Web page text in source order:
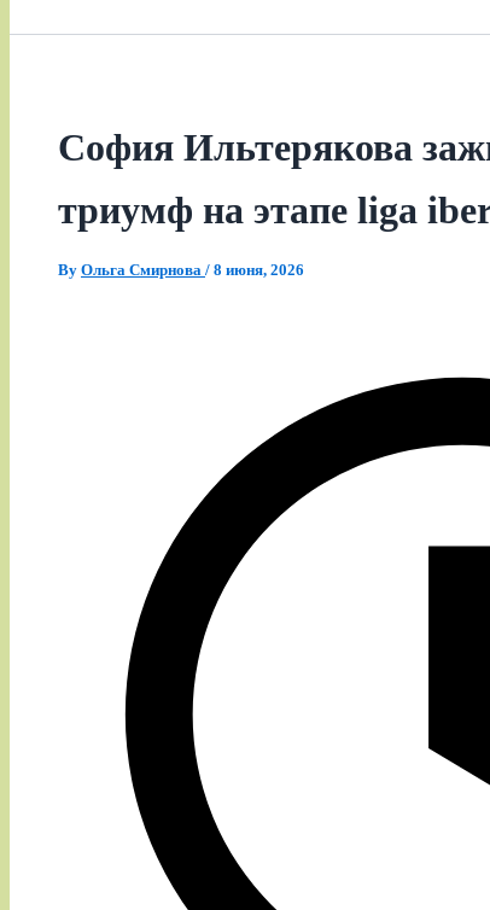
София Ильтерякова
триумф на этапе liga
By Ольга Смирнова / 8 июня, 2026